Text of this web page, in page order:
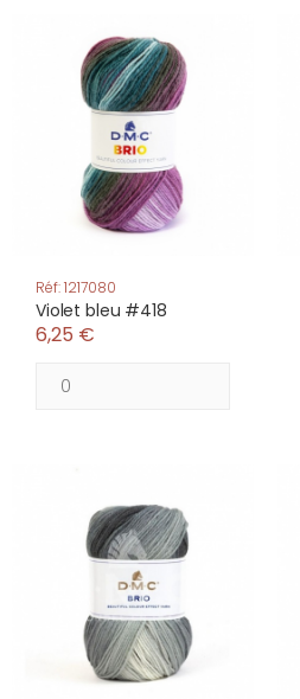
Réf: 1217080
Violet bleu #418
6,25 €